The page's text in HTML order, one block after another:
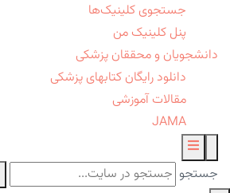
جستجوی کلینیک‌ها
پنل کلینیک من
دانشجویان و محققان پزشکی
دانلود رایگان کتابهای پزشکی
مقالات آموزشی
JAMA
جستجو